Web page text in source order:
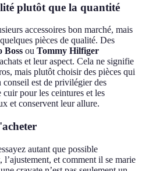
plutôt que la quantité
accessoires bon marché, mais
pièces de qualité. Des
Boss ou Tommy Hilfiger
et leur aspect. Cela ne signifie
mais plutôt choisir des pièces qui
est de privilégier des
cuir pour les ceintures et les
et conservent leur allure.
autant que possible
et comment il se marie